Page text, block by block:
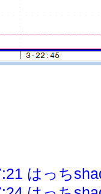
はっち